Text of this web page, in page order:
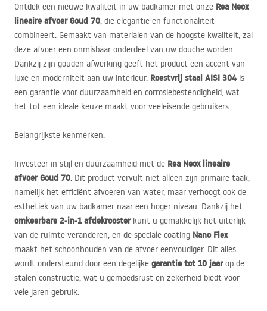
Ontdek een nieuwe kwaliteit in uw badkamer met onze Rea Neox
lineaire afvoer Goud 70, die elegantie en functionaliteit
combineert. Gemaakt van materialen van de hoogste kwaliteit, zal
deze afvoer een onmisbaar onderdeel van uw douche worden.
Dankzij zijn gouden afwerking geeft het product een accent van
luxe en moderniteit aan uw interieur. Roestvrij staal AISI 304is
een garantie voor duurzaamheid en corrosiebestendigheid, wat
het tot een ideale keuze maakt voor veeleisende gebruikers.
Belangrijkste kenmerken:
Investeer in stijl en duurzaamheid met de Rea Neox lineaire
afvoer Goud 70. Dit product vervult niet alleen zijn primaire taak,
namelijk het efficiënt afvoeren van water, maar verhoogt ook de
esthetiek van uw badkamer naar een hoger niveau. Dankzij het
omkeerbare 2-in-1 afdekroosterkunt u gemakkelijk het uiterlijk
van de ruimte veranderen, en de speciale coating Nano Flex
maakt het schoonhouden van de afvoer eenvoudiger. Dit alles
wordt ondersteund door een degelijke garantie tot 10 jaarop de
stalen constructie, wat u gemoedsrust en zekerheid biedt voor
vele jaren gebruik.